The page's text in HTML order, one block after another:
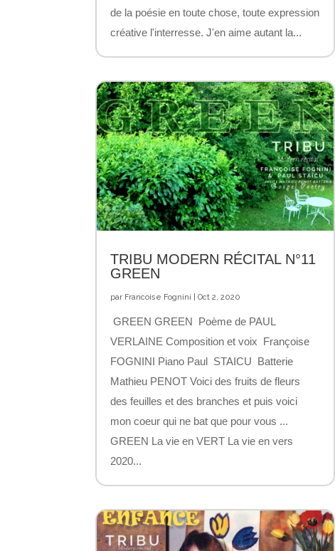
de la poésie en toute chose, toute expression
créative l'interresse. J'en aime autant la...
TRIBU MODERN RÉCITAL N°11
GREEN
par Francoise Fognini |Oct 2, 2020
GREEN GREEN Poème de PAUL
VERLAINE Composition et voix Françoise
FOGNINI Piano Paul STAICU Batterie
Mathieu PENOT Voici des fruits de fleurs
des feuilles et des branches et puis voici
mon coeur qui ne bat que pour vous ...
GREEN La vie en VERT La vie en vers
2020...